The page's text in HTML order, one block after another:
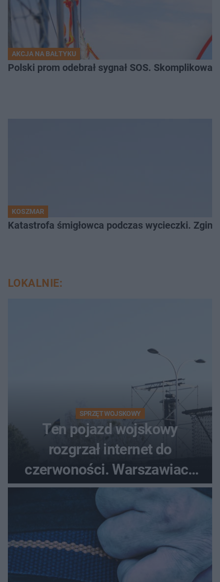
AKCJA NA BAŁTYKU
Polski prom odebrał sygnał SOS.
KOSZMAR
Katastrofa śmigłowca podczas wycieczki.
LOKALNIE:
SPRZĘT WOJSKOWY
Ten pojazd wojskowy
rozgrzał internet do
czerwoności. Warszawiacy
pytali, czy to Mad Max!